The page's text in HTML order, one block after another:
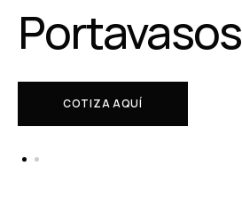
Portavasos
COTIZA AQUÍ